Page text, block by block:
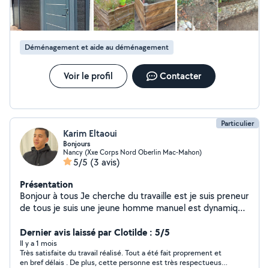
Déménagement et aide au déménagement
Voir le profil Contacter
Particulier
Karim Eltaoui
Bonjours
Nancy (Xxe Corps Nord Oberlin Mac-Mahon)
5/5 (3 avis)
Présentation
Bonjour à tous Je cherche du travaille est je suis preneur
de tous je suis une jeune homme manuel est dynamique
pas à me contacter si besoin je suis joignable à tous
Dernier avis laissé par Clotilde : 5/5
Il y a 1 mois
Très satisfaite du travail réalisé. Tout a été fait proprement et
en bref délais . De plus, cette personne est très respectueuse,